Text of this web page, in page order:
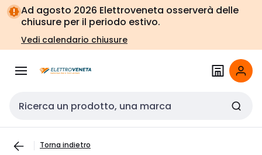
Vai alla
navigazione
Vai
alla
pagina
Ad agosto 2026 Elettroveneta osserverà delle
chiusure per il periodo estivo.
Vedi calendario chiusure
Cerca input
Torna indietro